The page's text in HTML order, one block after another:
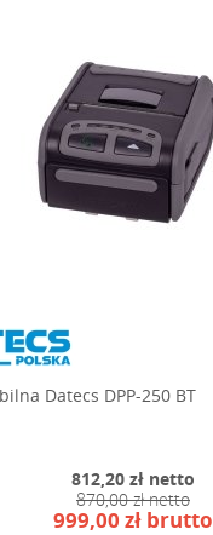
Datecs DPP-250 BT
812,20 zł netto
870,00 zł netto
999,00 zł brutto